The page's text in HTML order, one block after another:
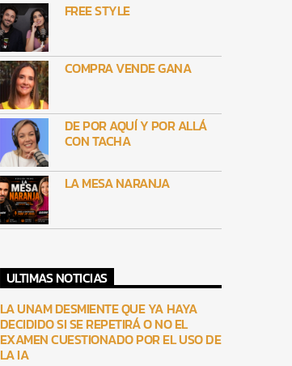
FREE STYLE
COMPRA VENDE GANA
DE POR AQUÍ Y POR ALLÁ
CON TACHA
LA MESA NARANJA
ULTIMAS NOTICIAS
LA UNAM DESMIENTE QUE YA HAYA
DECIDIDO SI SE REPETIRÁ O NO EL
EXAMEN CUESTIONADO POR EL USO DE
LA IA